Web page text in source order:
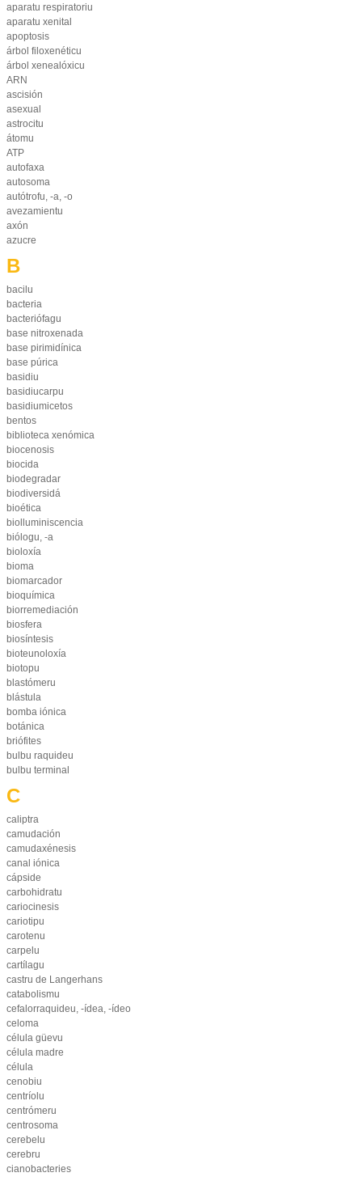
aparatu respiratoriu
aparatu xenital
apoptosis
árbol filoxenéticu
árbol xenealóxicu
ARN
ascisión
asexual
astrocitu
átomu
ATP
autofaxa
autosoma
autótrofu, -a, -o
avezamientu
axón
azucre
B
bacilu
bacteria
bacteriófagu
base nitroxenada
base pirimidínica
base púrica
basidiu
basidiucarpu
basidiumicetos
bentos
biblioteca xenómica
biocenosis
biocida
biodegradar
biodiversidá
bioética
biolluminiscencia
biólogu, -a
bioloxía
bioma
biomarcador
bioquímica
biorremediación
biosfera
biosíntesis
bioteunoloxía
biotopu
blastómeru
blástula
bomba iónica
botánica
briófites
bulbu raquideu
bulbu terminal
C
caliptra
camudación
camudaxénesis
canal iónica
cápside
carbohidratu
cariocinesis
cariotipu
carotenu
carpelu
cartílagu
castru de Langerhans
catabolismu
cefalorraquideu, -ídea, -ídeo
celoma
célula güevu
célula madre
célula
cenobiu
centríolu
centrómeru
centrosoma
cerebelu
cerebru
cianobacteries